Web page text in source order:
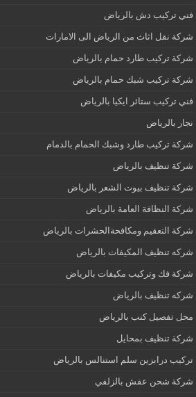
فني تركيب دش بالرياض
شركة نقل اثاث من الرياض الى الامارات
شركة تركيب طارد حمام بالرياض
شركة تركيب شبك حمام بالرياض
فني تركيب ستائر ايكيا بالرياض
نجار بالرياض
شركة تركيب طارد وشبك الحمام بالدمام
شركة تنظيف بالرياض
شركة تنظيف بيوت الشعر بالرياض
شركة النظافة العامة بالرياض
شركة التعقيم ومكافحةالحشرات بالرياض
شركه تنظيف المكيفات بالرياض
شركة فك وتركيب مكيفات بالرياض
شركه تنظيف بالرياض
محل تفصيل كنب بالرياض
شركة تنظيف بمحايل
تركيب درابزين سلم استنالس بالرياض
شركة شحن عفش بالزلفي